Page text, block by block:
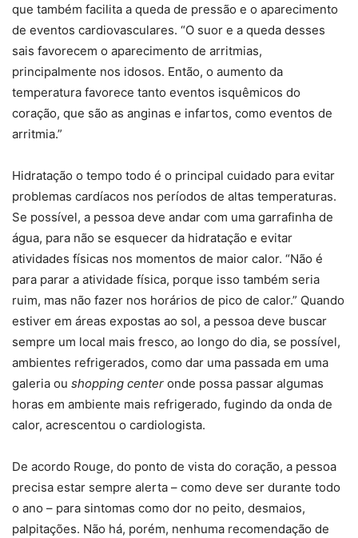
que também facilita a queda de pressão e o aparecimento
de eventos cardiovasculares. “O suor e a queda desses
sais favorecem o aparecimento de arritmias,
principalmente nos idosos. Então, o aumento da
temperatura favorece tanto eventos isquêmicos do
coração, que são as anginas e infartos, como eventos de
arritmia.”
Hidratação o tempo todo é o principal cuidado para evitar
problemas cardíacos nos períodos de altas temperaturas.
Se possível, a pessoa deve andar com uma garrafinha de
água, para não se esquecer da hidratação e evitar
atividades físicas nos momentos de maior calor. “Não é
para parar a atividade física, porque isso também seria
ruim, mas não fazer nos horários de pico de calor.” Quando
estiver em áreas expostas ao sol, a pessoa deve buscar
sempre um local mais fresco, ao longo do dia, se possível,
ambientes refrigerados, como dar uma passada em uma
galeria ou shopping center onde possa passar algumas
horas em ambiente mais refrigerado, fugindo da onda de
calor, acrescentou o cardiologista.
De acordo Rouge, do ponto de vista do coração, a pessoa
precisa estar sempre alerta – como deve ser durante todo
o ano – para sintomas como dor no peito, desmaios,
palpitações. Não há, porém, nenhuma recomendação de